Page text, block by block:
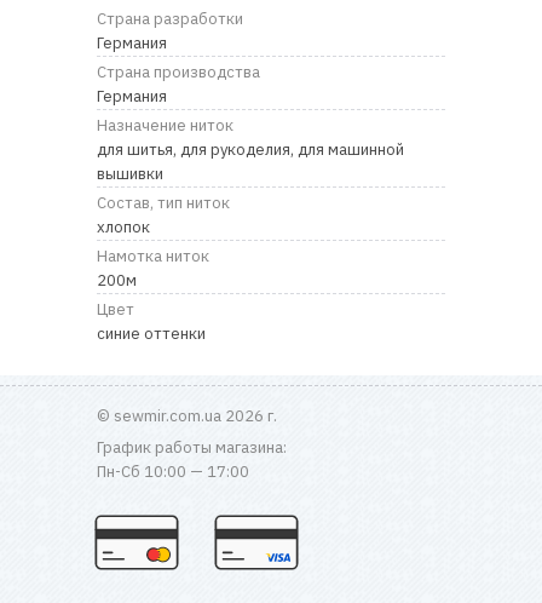
насСтрана разработки
Германия
Страна производства
Германия
Назначение ниток
для шитья, для рукоделия, для машинной
вышивки
Состав, тип ниток
хлопок
Намотка ниток
200м
Цвет
синие оттенки
© sewmir.com.ua 2026 г.
График работы магазина:
Пн-Сб 10:00 — 17:00